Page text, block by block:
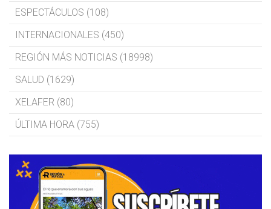
ESPECTÁCULOS (108)
INTERNACIONALES (450)
REGIÓN MÁS NOTICIAS (18998)
SALUD (1629)
XELAFER (80)
ÚLTIMA HORA (755)